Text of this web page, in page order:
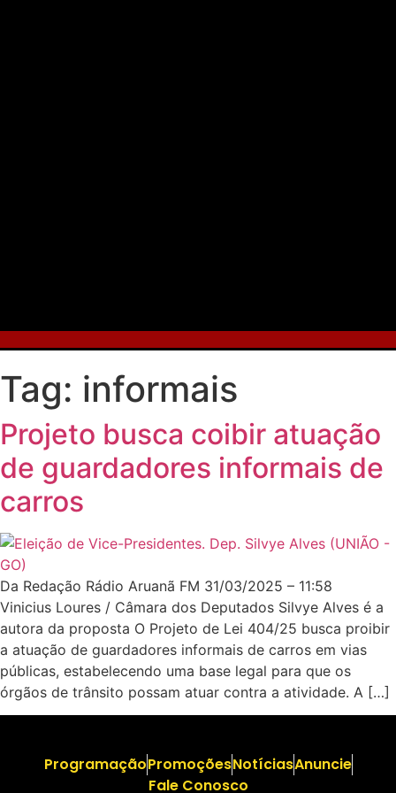
Tag: informais
Projeto busca coibir atuação
de guardadores informais de
carros
Da Redação Rádio Aruanã FM 31/03/2025 – 11:58
Vinicius Loures / Câmara dos Deputados Silvye Alves é a
autora da proposta O Projeto de Lei 404/25 busca proibir
a atuação de guardadores informais de carros em vias
públicas, estabelecendo uma base legal para que os
órgãos de trânsito possam atuar contra a atividade. A […]
ProgramaçãoPromoçõesNotíciasAnuncie
Fale Conosco